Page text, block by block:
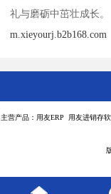
礼与磨砺中茁壮成长。
m.xieyourj.b2b168.com
主营产品：用友ERP 用友进销存